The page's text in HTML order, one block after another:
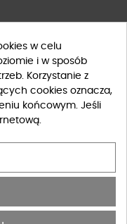
w celu
i w sposób
Korzystanie z
cookies oznacza,
końcowym. Jeśli